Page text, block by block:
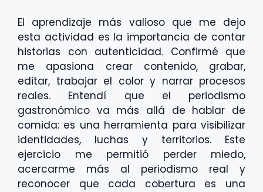
El aprendizaje más valioso que me dejo
esta actividad es la importancia de contar
historias con autenticidad. Confirmé que
me apasiona crear contenido, grabar,
editar, trabajar el color y narrar procesos
reales. Entendí que el periodismo
gastronómico va más allá de hablar de
comida: es una herramienta para visibilizar
identidades, luchas y territorios. Este
ejercicio me permitió perder miedo,
acercarme más al periodismo real y
reconocer que cada cobertura es una